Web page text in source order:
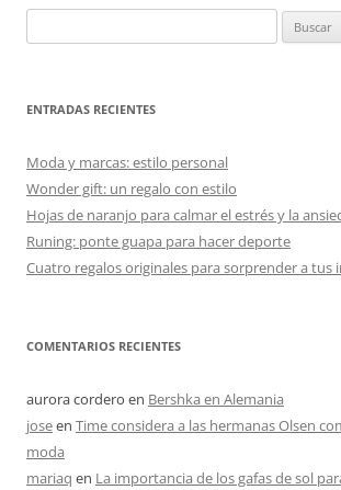
ENTRADAS RECIENTES
Moda y marcas: estilo personal
Wonder gift: un regalo con estilo
Hojas de naranjo para calmar el estrés y la
Runing: ponte guapa para hacer deporte
Cuatro regalos originales para sorprender a tus
COMENTARIOS RECIENTES
aurora cordero en Bershka en Alemania
joseen Time considera a las hermanas Olsen
moda
mariaq en La importancia de los gafas de sol